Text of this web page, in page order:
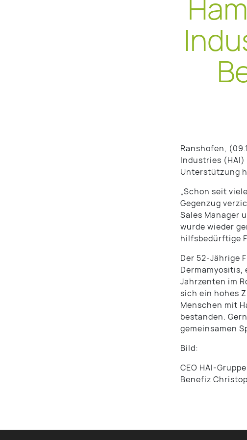
Ranshofen,
Industries
Unterstützung
„Schon seit
Gegenzug
Sales Manager
wurde wieder
hilfsbedürftige
Der 52-Jährige
Jahrzenten im
sich ein hohes
Menschen mit
bestanden.
gemeinsamen
Bild:
CEO HAI-
Benefiz